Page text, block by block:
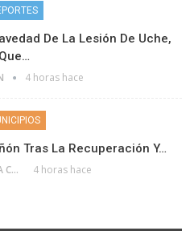
De La Lesión De Uche,
Que…
4 horas hace
Tras La Recuperación Y…
AL CABO DE LA CALLE 4 horas hace